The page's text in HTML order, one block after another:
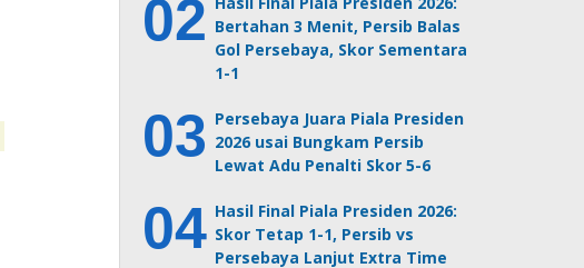
Bertahan 3 Menit, Persib Balas
Gol Persebaya, Skor Sementara
1-1
Persebaya Juara Piala Presiden
2026 usai Bungkam Persib
Lewat Adu Penalti Skor 5-6
Hasil Final Piala Presiden 2026:
Skor Tetap 1-1, Persib vs
Persebaya Lanjut Extra Time